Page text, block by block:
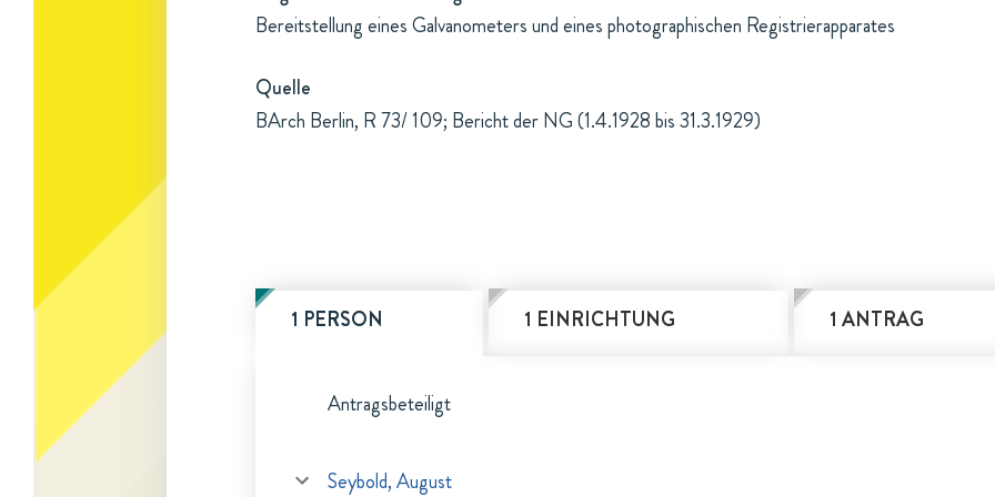
Bereitstellung eines Galvanometers und eines photographischen Registrierapparates
Quelle
BArch Berlin, R 73/ 109; Bericht der NG (1.4.1928 bis 31.3.1929)
1 PERSON 1 EINRICHTUNG 1 ANTRAG
Antragsbeteiligt
Seybold, August